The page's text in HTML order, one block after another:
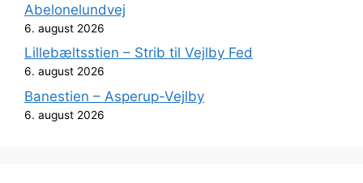
Abelonelundvej
6. august 2026
Lillebæltsstien – Strib til Vejlby Fed
6. august 2026
Banestien – Asperup-Vejlby
6. august 2026